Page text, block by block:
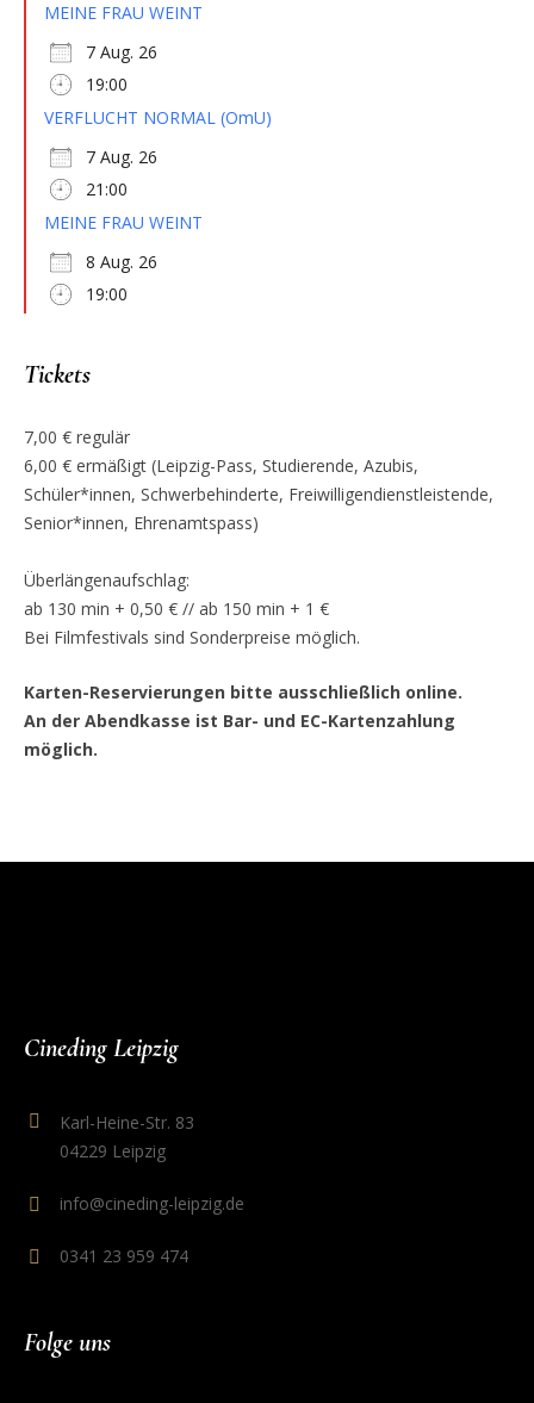
MEINE FRAU WEINT
7 Aug. 26
19:00
VERFLUCHT NORMAL (OmU)
7 Aug. 26
21:00
MEINE FRAU WEINT
8 Aug. 26
19:00
Tickets
7,00 € regulär
6,00 € ermäßigt (Leipzig-Pass, Studierende, Azubis,
Schüler*innen, Schwerbehinderte, Freiwilligendienstleistende,
Senior*innen, Ehrenamtspass)
Überlängenaufschlag:
ab 130 min + 0,50 € // ab 150 min + 1 €
Bei Filmfestivals sind Sonderpreise möglich.
Karten-Reservierungen bitte ausschließlich online.
An der Abendkasse ist Bar- und EC-Kartenzahlung
möglich.
Cineding Leipzig
Karl-Heine-Str. 83
04229 Leipzig
info@cineding-leipzig.de
0341 23 959 474
Folge uns